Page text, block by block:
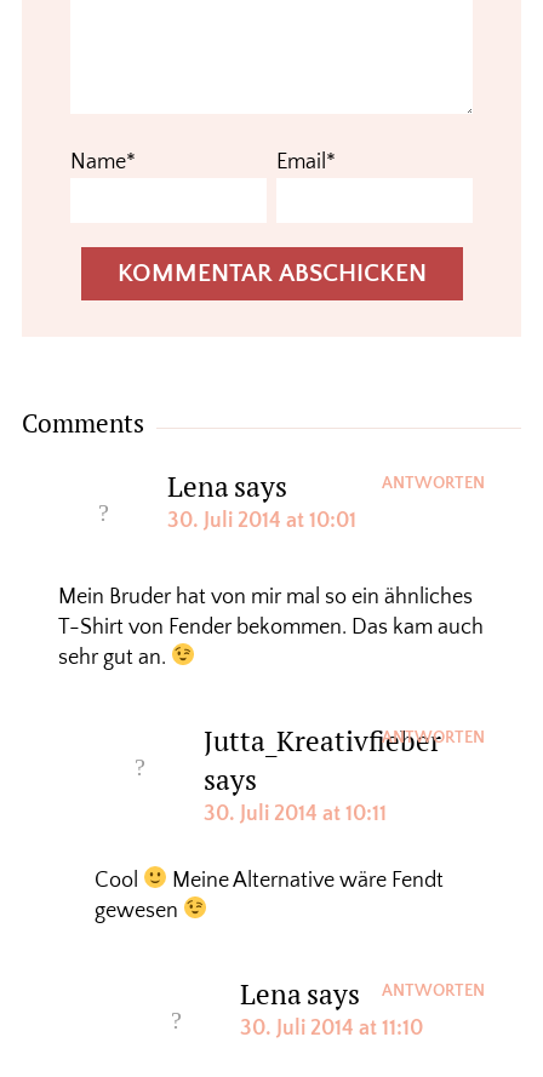
Name* Email*
Comments
Lenasays
30. Juli 2014 at 10:01
Mein Bruder hat von mir mal so ein ähnliches
T-Shirt von Fender bekommen. Das kam auch
sehr gut an.
ANTWORTEN
Jutta_Kreativfieber
says
30. Juli 2014 at 10:11
Cool
Meine Alternative wäre Fendt
gewesen
ANTWORTEN
Lenasays
30. Juli 2014 at 11:10
ANTWORTEN